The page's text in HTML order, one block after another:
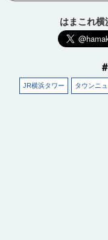
はまこれ横
JR横浜タワー タウンニ